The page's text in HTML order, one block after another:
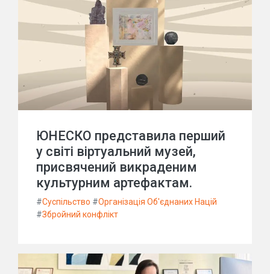
ЮНЕСКО представила перший
у світі віртуальний музей,
присвячений викраденим
культурним артефактам.
#Суспільство #Організація Об'єднаних Націй
#Збройний конфлікт